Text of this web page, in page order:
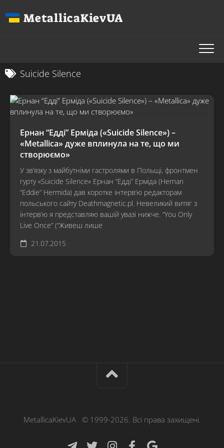
до
MetallicaKievUA
Suicide Silence
Ернан “Едді” Ерміда («Suicide Silence») –
«Metallica» дуже вплинула на те, що ми
створюємо»
У зв’язку з майбутніми гастролями в Польщі, фронтмен
гурту «Suicide Silence» Ернан “Едді” Ерміда (Hernan
“Eddie” Hermida) дав коротке інтерв’ю редакторам
польського сайту Deathmagnetic.pl. Невеликий витяг з
інтерв’ю я представляю вашій увазі нижче. “You Only
Live Once” (“Живеш лише
21.07.2015
MetallicaKievUA © 1999-2026. Всі права захищені.